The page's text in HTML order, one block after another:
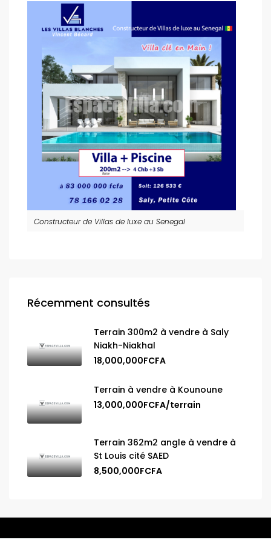
Constructeur de Villas de luxe au Senegal
Récemment consultés
Terrain 300m2 à vendre à Saly
Niakh-Niakhal
18,000,000FCFA
Terrain à vendre à Kounoune
13,000,000FCFA/terrain
Terrain 362m2 angle à vendre à
St Louis cité SAED
8,500,000FCFA